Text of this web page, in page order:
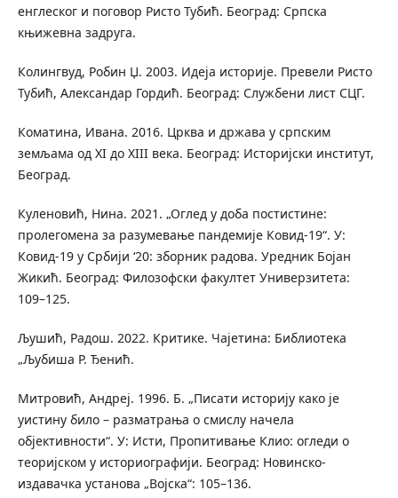
енглеског и поговор Ристо Тубић. Београд: Српска
књижевна задруга.
Колингвуд, Робин Џ. 2003. Идеја историје. Превели Ристо
Тубић, Александар Гордић. Београд: Службени лист СЦГ.
Коматина, Ивана. 2016. Црква и држава у српским
земљама од XI до XIII века. Београд: Историјски институт,
Београд.
Куленовић, Нина. 2021. „Оглед у доба постистине:
пролегомена за разумевање пандемије Ковид-19“. У:
Ковид-19 у Србији ‘20: зборник радова. Уредник Бојан
Жикић. Београд: Филозофски факултет Универзитета:
109–125.
Љушић, Радош. 2022. Критике. Чајетина: Библиотека
„Љубиша Р. Ђенић.
Митровић, Андреј. 1996. Б. „Писати историју како је
уистину било – разматрања о смислу начела
објективности“. У: Исти, Пропитивање Клио: огледи о
теоријском у историографији. Београд: Новинско-
издавачка установа „Војска“: 105–136.